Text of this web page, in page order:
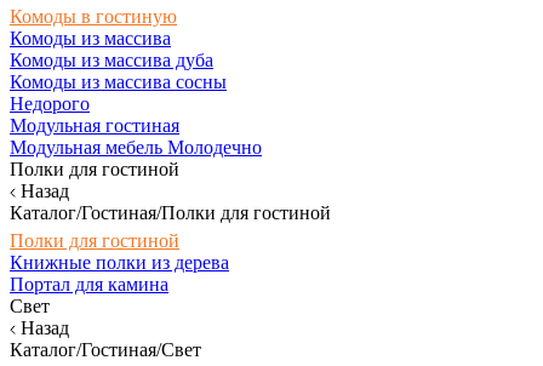
Комоды в гостиную
Комоды из массива
Комоды из массива дуба
Комоды из массива сосны
Недорого
Модульная гостиная
Модульная мебель Молодечно
Полки для гостиной
Назад
Каталог/Гостиная/Полки для гостиной
Полки для гостиной
Книжные полки из дерева
Портал для камина
Свет
Назад
Каталог/Гостиная/Свет